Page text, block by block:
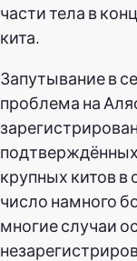
части тела в
кита.
Запутывание в
проблема на
крупных китов в
число намного
многие случаи